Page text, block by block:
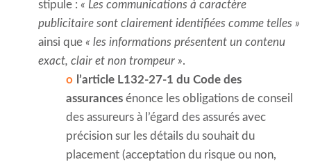
stipule : « Les communications à caractère
publicitaire sont clairement identifiées comme telles »
ainsi que « les informations présentent un contenu
exact, clair et non trompeur ».
l’article L132-27-1 du Code des
assurances énonce les obligations de conseil
des assureurs à l’égard des assurés avec
précision sur les détails du souhait du
placement (acceptation du risque ou non,